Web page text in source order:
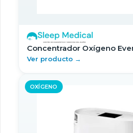
Concentrador Oxígeno
Ver producto →
OXÍGENO